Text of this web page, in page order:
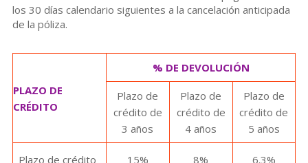
los 30 días calendario siguientes a la cancelación anticipada
de la póliza.
PLAZO DE
CRÉDITO
% DE DEVOLUCIÓN
Plazo de
crédito de
3 años
Plazo de
crédito de
4 años
Plazo de
crédito de
5 años
Plazo de crédito 15% 8% 6.3%